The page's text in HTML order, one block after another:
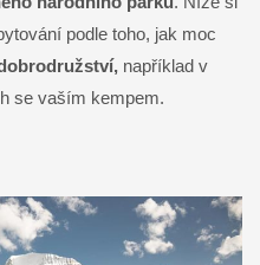
podle toho, jak moc
například v
se vaším kempem.